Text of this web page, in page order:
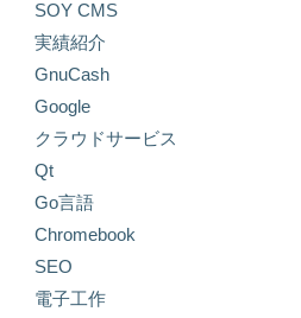
SOY CMS
実績紹介
GnuCash
Google
クラウドサービス
Qt
Go言語
Chromebook
SEO
電子工作